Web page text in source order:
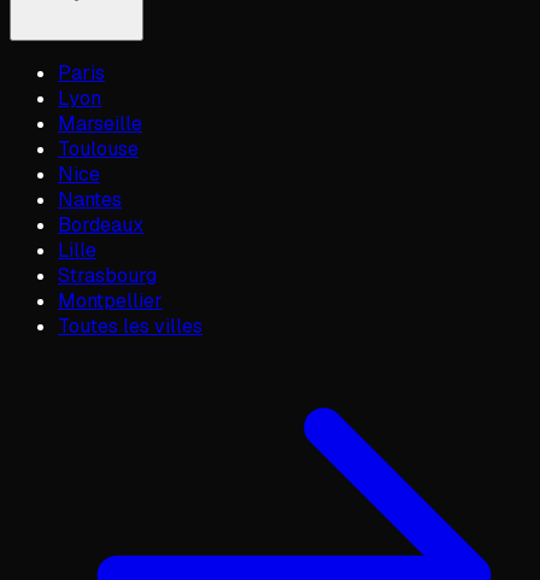
Paris
Lyon
Marseille
Toulouse
Nice
Nantes
Bordeaux
Lille
Strasbourg
Montpellier
Toutes les villes